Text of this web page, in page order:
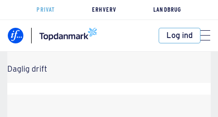
PRIVAT ERHVERV LANDBRUG
Log ind
Daglig drift